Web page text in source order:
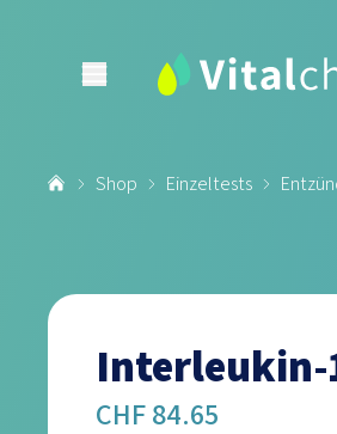
Shop Einzeltests
Interleukin-
CHF 84.65